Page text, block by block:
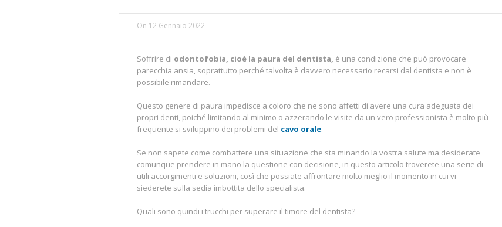
On 12 Gennaio 2022
Soffrire di odontofobia, cioè la paura del dentista, è una condizione che può provocare
parecchia ansia, soprattutto perché talvolta è davvero necessario recarsi dal dentista e non è
possibile rimandare.
Questo genere di paura impedisce a coloro che ne sono affetti di avere una cura adeguata dei
propri denti, poiché limitando al minimo o azzerando le visite da un vero professionista è molto più
frequente si sviluppino dei problemi del cavo orale.
Se non sapete come combattere una situazione che sta minando la vostra salute ma desiderate
comunque prendere in mano la questione con decisione, in questo articolo troverete una serie di
utili accorgimenti e soluzioni, così che possiate affrontare molto meglio il momento in cui vi
siederete sulla sedia imbottita dello specialista.
Quali sono quindi i trucchi per superare il timore del dentista?